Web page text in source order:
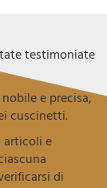
testimoniate
e precisa,
cuscinetti.
articoli e
di